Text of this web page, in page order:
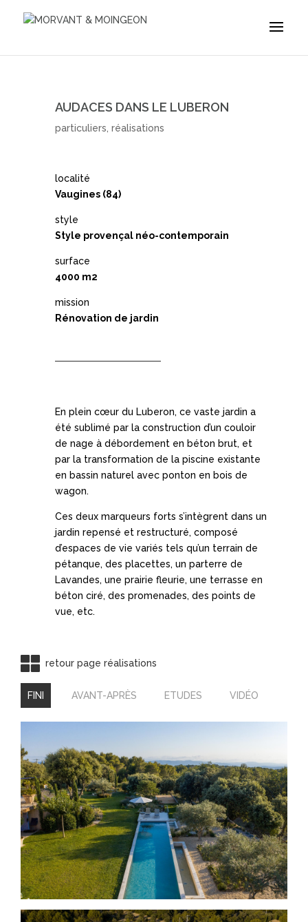
AUDACES DANS LE LUBERON
particuliers réalisations
localité
Vaugines (84)
style
Style provençal néo-contemporain
surface
4000 m2
mission
Rénovation de jardin
En plein cœur du Luberon, ce vaste jardin a
été sublimé par la construction d’un couloir
de nage à débordement en béton brut, et
par la transformation de la piscine existante
en bassin naturel avec ponton en bois de
wagon.
Ces deux marqueurs forts s’intègrent dans un
jardin repensé et restructuré, composé
d’espaces de vie variés tels qu’un terrain de
pétanque, des placettes, un parterre de
Lavandes, une prairie fleurie, une terrasse en
béton ciré, des promenades, des points de
vue, etc.
retour page réalisations
FINI AVANT-APRÈS ETUDES VIDÉO